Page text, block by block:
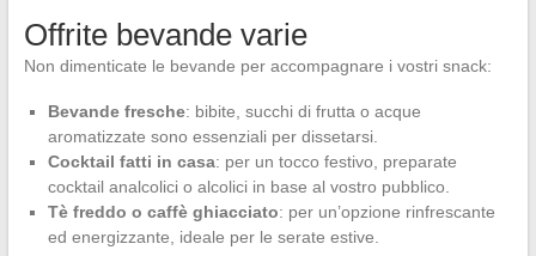
Offrite bevande varie
Non dimenticate le bevande per accompagnare i vostri snack:
Bevande fresche: bibite, succhi di frutta o acque
aromatizzate sono essenziali per dissetarsi.
Cocktail fatti in casa: per un tocco festivo, preparate
cocktail analcolici o alcolici in base al vostro pubblico.
Tè freddo o caffè ghiacciato: per un’opzione rinfrescante
ed energizzante, ideale per le serate estive.